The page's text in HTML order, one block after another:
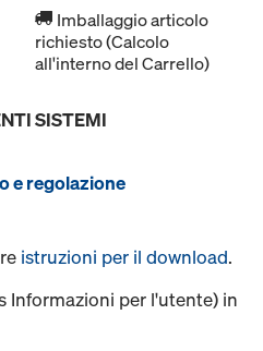
Imballaggio articolo
richiesto (Calcolo
all'interno del Carrello)
SISTEMI
e regolazione
istruzioni per il download.
Informazioni per l'utente) in